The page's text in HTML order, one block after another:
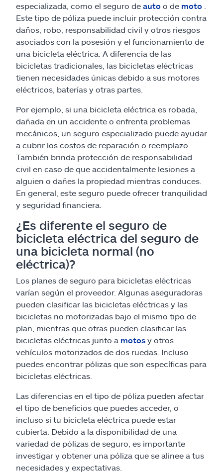
especializada, como el seguro de auto o de moto
Este tipo de póliza puede incluir protección contra
daños, robo, responsabilidad civil y otros riesgos
asociados con la posesión y el funcionamiento de
una bicicleta eléctrica. A diferencia de las
bicicletas tradicionales, las bicicletas eléctricas
tienen necesidades únicas debido a sus motores
eléctricos, baterías y otras partes.
Por ejemplo, si una bicicleta eléctrica es robada,
dañada en un accidente o enfrenta problemas
mecánicos, un seguro especializado puede ayudar
a cubrir los costos de reparación o reemplazo.
También brinda protección de responsabilidad
civil en caso de que accidentalmente lesiones a
alguien o dañes la propiedad mientras conduces.
En general, este seguro puede ofrecer tranquilidad
y seguridad financiera.
¿Es diferente el seguro de
bicicleta eléctrica del seguro de
una bicicleta normal (no
eléctrica)?
Los planes de seguro para bicicletas eléctricas
varían según el proveedor. Algunas aseguradoras
pueden clasificar las bicicletas eléctricas y las
bicicletas no motorizadas bajo el mismo tipo de
plan, mientras que otras pueden clasificar las
bicicletas eléctricas junto a motos y otros
vehículos motorizados de dos ruedas. Incluso
puedes encontrar pólizas que son específicas para
bicicletas eléctricas.
Las diferencias en el tipo de póliza pueden afectar
el tipo de beneficios que puedes acceder, o
incluso si tu bicicleta eléctrica puede estar
cubierta. Debido a la disponibilidad de una
variedad de pólizas de seguro, es importante
investigar y obtener una póliza que se alinee a tus
necesidades y expectativas.